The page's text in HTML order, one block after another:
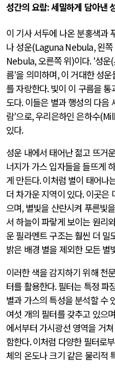
성간의 요람:세밀하게 담아낸
이 기사 서두에 나온 분홍색과
나 성운(Laguna Nebula,왼
Nebula,오른쪽 위)이다. '성운(
름’을 의미하며,이 거대한 성
를 자랑한다.빛이 이 구름을
도다.이들은 별과 행성의 다음
람’으로,우리은하인 은하수
있다.
성운 내에서 태어난 젊고 뜨거
너지가 가스 입자들을 들뜨게
게 만든다.이처럼 별이 태어나
더 차가운 지역이 있다.이곳은
으며, 별빛을 산란시켜 푸른빛
서 하늘이 파랗게 보이는 원리
운 필라멘트 구조는 훨씬 더 밀
밝은 배경 별을 제외한 모든 별
이러한 색을 감지하기 위해 천
터를 활용한다.필터는 특정 파
별과 가스의 특성을 분석할 수
여섯 개의 필터를 갖추고 있으며
에서부터 가시광선 영역을 거
함한다.이처럼 다양한 필터로
체의 온도나 크기 같은 물리적